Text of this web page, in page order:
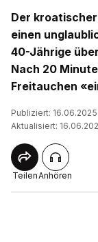
Der
einen
40-Jährige
Nach 20
Freitauchen
Publiziert:
Aktualisiert:
TeilenAnhören